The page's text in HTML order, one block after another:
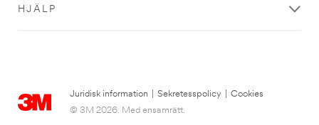
HJÄLP
Juridisk information Sekretesspolicy
Cookies
© 3M 2026. Med ensamrätt.